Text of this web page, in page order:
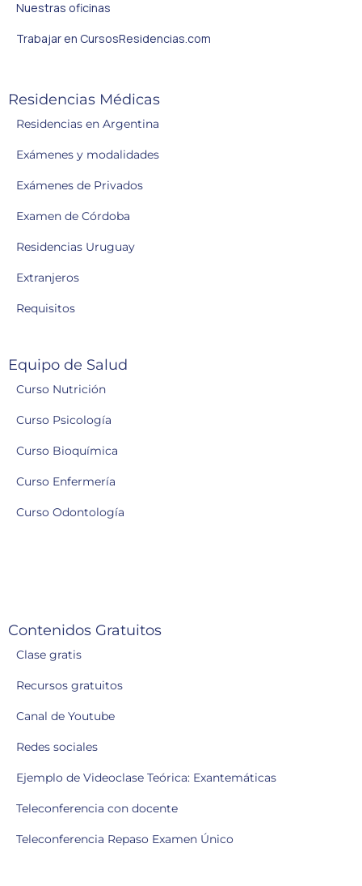
Nuestras oficinas
Trabajar en CursosResidencias.com
Residencias Médicas
Residencias en Argentina
Exámenes y modalidades
Exámenes de Privados
Examen de Córdoba
Residencias Uruguay
Extranjeros
Requisitos
Equipo de Salud
Curso Nutrición
Curso Psicología
Curso Bioquímica
Curso Enfermería
Curso Odontología
Contenidos Gratuitos
Clase gratis
Recursos gratuitos
Canal de Youtube
Redes sociales
Ejemplo de Videoclase Teórica: Exantemáticas
Teleconferencia con docente
Teleconferencia Repaso Examen Único